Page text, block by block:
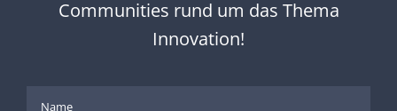
Communities rund um das Thema
Innovation!